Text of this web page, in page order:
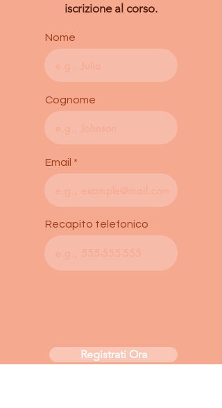
iscrizione al corso.
Nome
Cognome
Email
Recapito telefonico
Registrati Ora